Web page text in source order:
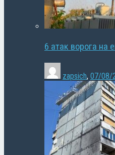
6 атак ворога на
zapsich, 07/08/